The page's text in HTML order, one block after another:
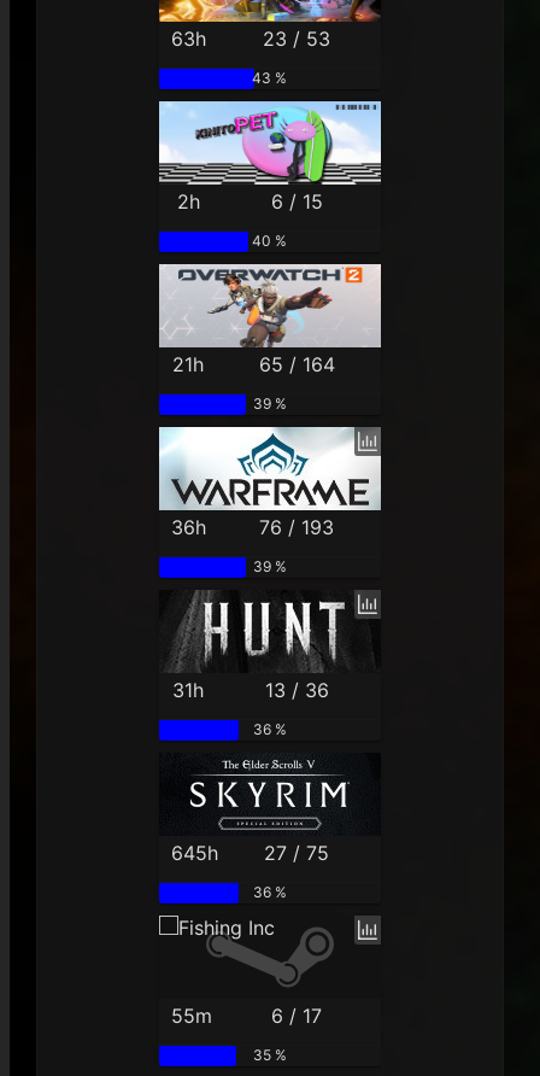
63h 23 / 53
43 %
2h 6 / 15
40 %
21h 65 / 164
39 %
36h 76 / 193
39 %
31h 13 / 36
36 %
645h 27 / 75
36 %
55m 6 / 17
35 %